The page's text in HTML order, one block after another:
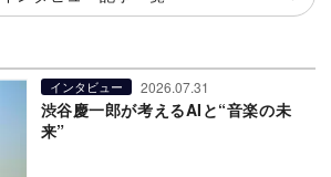
インタビュー 2026.07.31
渋谷慶一郎が考えるAIと“音楽の未
来”